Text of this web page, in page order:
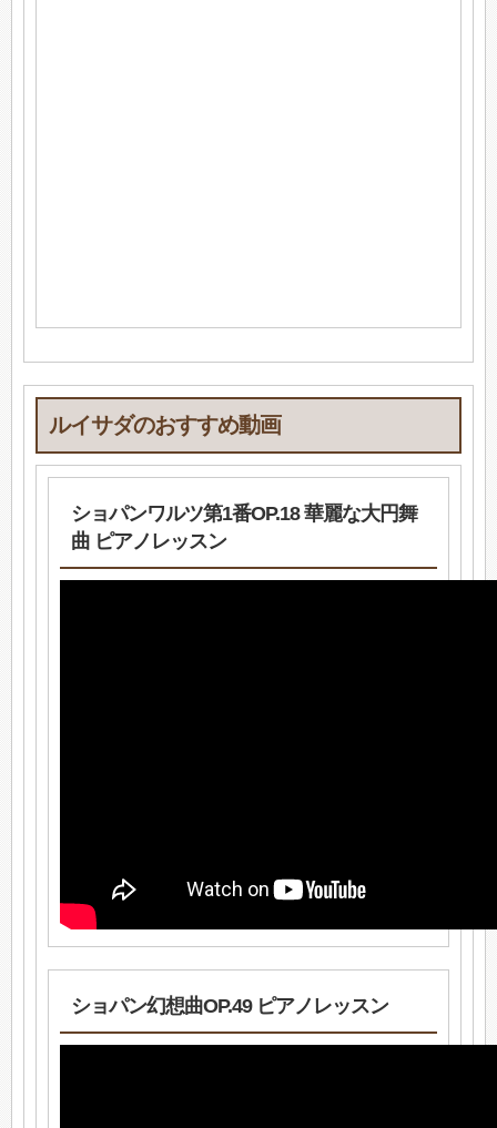
ルイサダのおすすめ動画
ショパンワルツ第1番OP.18 華麗な大円舞
曲 ピアノレッスン
ショパン幻想曲OP.49 ピアノレッスン